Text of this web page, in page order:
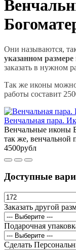
Они называются,
указанном размере
заказать в нужном
Так же иконы
работы составит
Венчальная пара.
Венчальные иконы
так же, венчальной
4500рубл
Доступные
Заказать другой
Подарочная
Сделать